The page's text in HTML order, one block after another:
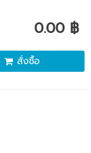
0.00 ฿
สั่งซื้อ